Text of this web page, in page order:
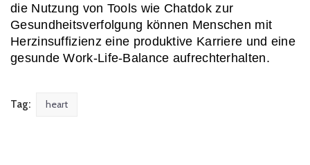
die Nutzung von Tools wie Chatdok zur
Gesundheitsverfolgung können Menschen mit
Herzinsuffizienz eine produktive Karriere und eine
gesunde Work-Life-Balance aufrechterhalten.
Tag: heart